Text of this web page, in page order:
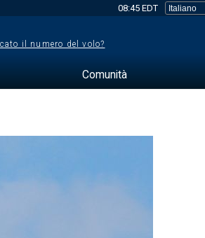
08:45 EDT
il numero del volo?
Comunità